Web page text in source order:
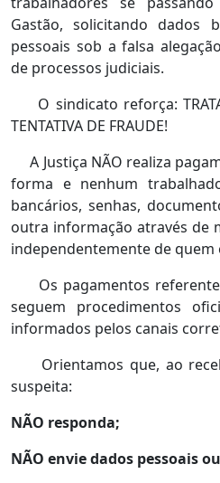
Gastão, solicitando dados
pessoais sob a falsa
de processos judiciais.
O sindicato reforça: TRATA-
TENTATIVA DE FRAUDE!
A Justiça NÃO realiza
forma e nenhum
bancários, senhas,
outra informação através de
independentemente de quem
Os pagamentos
seguem procedimentos
informados pelos canais
Orientamos que, ao
suspeita:
NÃO responda;
NÃO envie dados pessoais